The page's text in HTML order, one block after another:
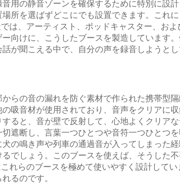
用の静音ゾーンを確保するために特別に設
所を選ばずどこにでも設置できます。これ
は、アーティスト、ポッドキャスター、お
向けに、こうしたブースを製造しています
が聞こえる中で、自分の声を録音しようと
らの音の漏れを防ぐ素材で作られた携帯型
吸音材が使用されており、音声をクリアに
ると、音が壁で反射して、心地よくクリア
遮断し、言葉一つひとつや音符一つひとつ
の鳴き声や列車の通過音が入ってしまった
でしょう。このブースを使えば、そうした
れらのブースを極めて使いやすく設計して
るのです。